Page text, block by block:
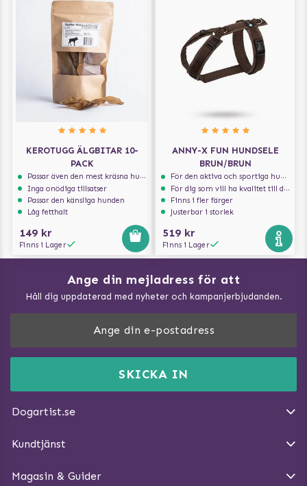
KEROTUGG ÄLGBITAR 10-
PACK
Passar även den mest kräsna hunden
Inga onödiga tillsatser
Passar den känsliga hunden
Låg fetthalt
149 kr
Finns i Lager
ANNY-X FUN HUNDSELE
BRUN/BRUN
För den aktiva och sportiga hunden
För dig som vill ha kvalitet till din hund!
Finns i fler färger
Justerbar i storlek
519 kr
Finns i Lager
Ange din mejladress för att
Håll dig uppdaterad med nyheter och kampanjerbjudanden.
SKICKA IN
Dogartist.se
DogArtist.se drivs av:
E-post:info@dogartist.se
Kundtjänst
Ångra Köp
Magasin & Guider
Vad kan hundar äta?
Träna Nose Work hemma
Så gör du promenaden roligare
Hundbäddar